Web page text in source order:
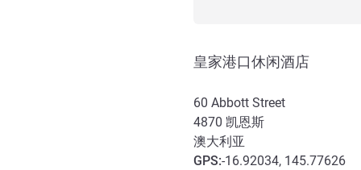
皇家港口休闲酒店
60 Abbott Street
4870 凯恩斯
澳大利亚
GPS:-16.92034, 145.77626